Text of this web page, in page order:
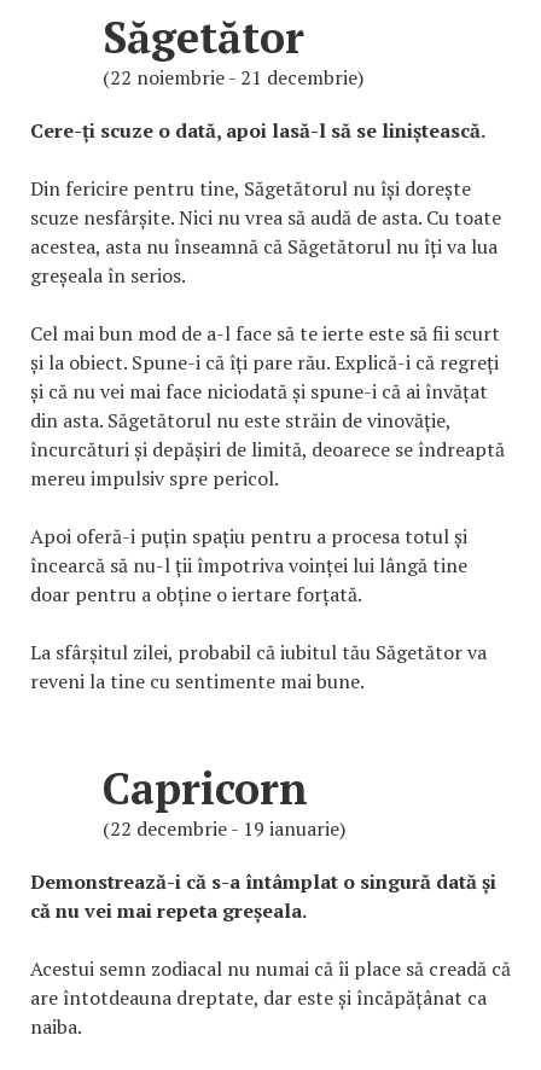
Săgetător
(22 noiembrie - 21 decembrie)
Cere-ți scuze o dată, apoi lasă-l să se liniștească.
Din fericire pentru tine, Săgetătorul nu își dorește
scuze nesfârșite. Nici nu vrea să audă de asta. Cu toate
acestea, asta nu înseamnă că Săgetătorul nu îți va lua
greșeala în serios.
Cel mai bun mod de a-l face să te ierte este să fii scurt
și la obiect. Spune-i că îți pare rău. Explică-i că regreți
și că nu vei mai face niciodată și spune-i că ai învățat
din asta. Săgetătorul nu este străin de vinovăție,
încurcături și depășiri de limită, deoarece se îndreaptă
mereu impulsiv spre pericol.
Apoi oferă-i puțin spațiu pentru a procesa totul și
încearcă să nu-l ții împotriva voinței lui lângă tine
doar pentru a obține o iertare forțată.
La sfârșitul zilei, probabil că iubitul tău Săgetător va
reveni la tine cu sentimente mai bune.
Capricorn
(22 decembrie - 19 ianuarie)
Demonstrează-i că s-a întâmplat o singură dată și
că nu vei mai repeta greșeala.
Acestui semn zodiacal nu numai că îi place să creadă că
are întotdeauna dreptate, dar este și încăpățânat ca
naiba.